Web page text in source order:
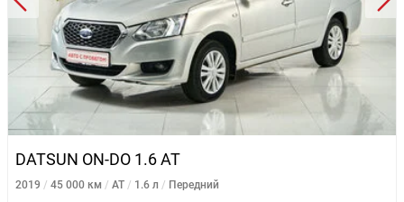
DATSUN ON-DO 1.6 AT
2019 45 000 км AT 1.6 л Передний